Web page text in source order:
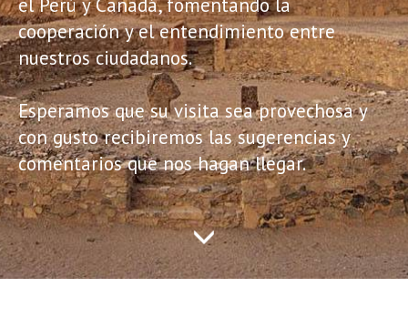
el Perú y Canadá, fomentando la
cooperación y el entendimiento entre
nuestros ciudadanos.
Esperamos que su visita sea provechosa y
con gusto recibiremos las sugerencias y
comentarios que nos hagan llegar.